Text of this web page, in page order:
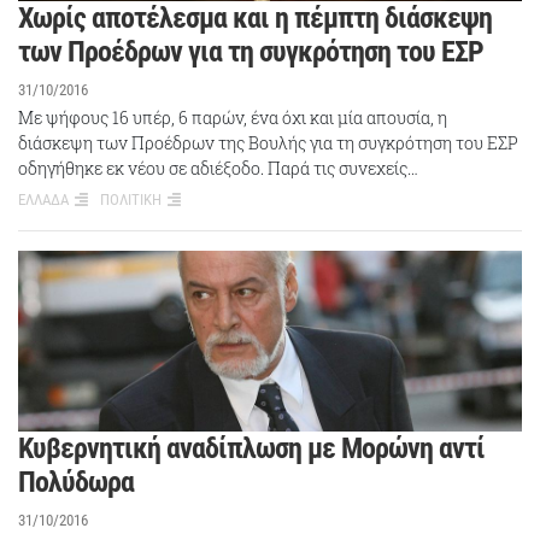
Χωρίς αποτέλεσμα και η πέμπτη διάσκεψη
των Προέδρων για τη συγκρότηση του ΕΣΡ
31/10/2016
Με ψήφους 16 υπέρ, 6 παρών, ένα όχι και μία απουσία, η
διάσκεψη των Προέδρων της Βουλής για τη συγκρότηση του ΕΣΡ
οδηγήθηκε εκ νέου σε αδιέξοδο. Παρά τις συνεχείς…
ΕΛΛΑΔΑ ΠΟΛΙΤΙΚΗ
Κυβερνητική αναδίπλωση με Μορώνη αντί
Πολύδωρα
31/10/2016